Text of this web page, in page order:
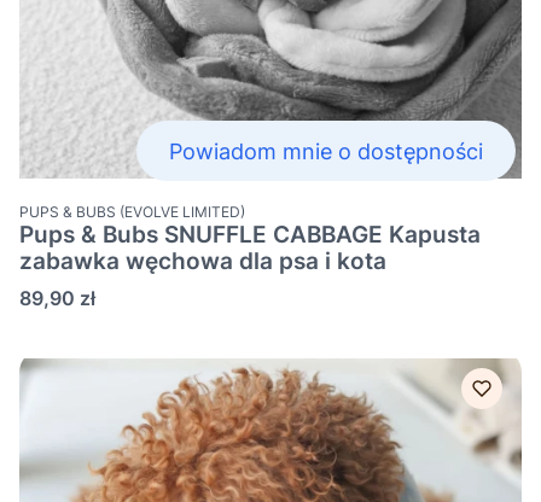
Powiadom mnie o dostępności
PRODUCENT
PUPS & BUBS (EVOLVE LIMITED)
Pups & Bubs SNUFFLE CABBAGE Kapusta
zabawka węchowa dla psa i kota
Cena
89,90 zł